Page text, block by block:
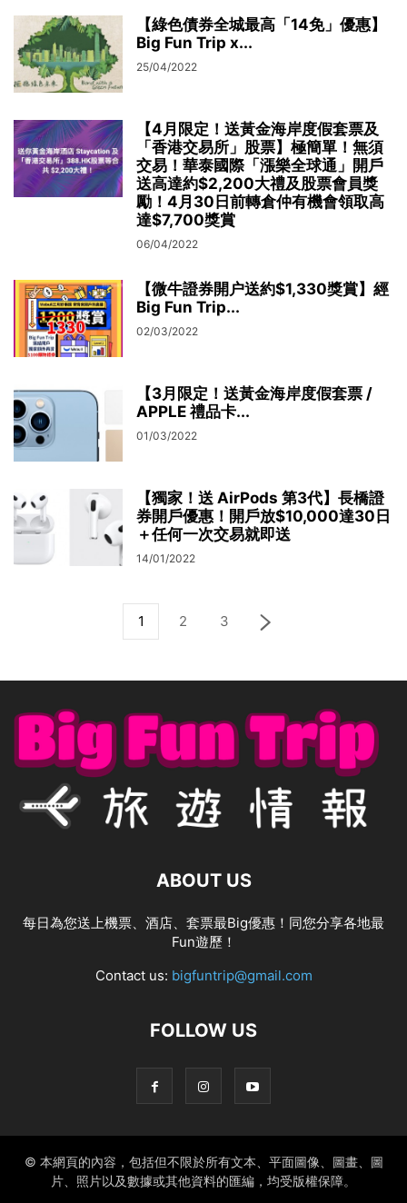
【綠色債券全城最高「14免」優惠】
Big Fun Trip x...
25/04/2022
【4月限定！送黃金海岸度假套票及
「香港交易所」股票】極簡單！無須
交易！華泰國際「漲樂全球通」開戶
送高達約$2,200大禮及股票會員獎
勵！4月30日前轉倉仲有機會領取高
達$7,700獎賞
06/04/2022
【微牛證券開户送約$1,330獎賞】經
Big Fun Trip...
02/03/2022
【3月限定！送黃金海岸度假套票 /
APPLE 禮品卡...
01/03/2022
【獨家！送 AirPods 第3代】長橋證
券開戶優惠！開戶放$10,000達30日
＋任何一次交易就即送
14/01/2022
1 2 3
ABOUT US
每日為您送上機票、酒店、套票最Big優惠！同您分享各地最
Fun遊歷！
Contact us: bigfuntrip@gmail.com
FOLLOW US
© 本網頁的內容，包括但不限於所有文本、平面圖像、圖畫、圖
片、照片以及數據或其他資料的匯編，均受版權保障。